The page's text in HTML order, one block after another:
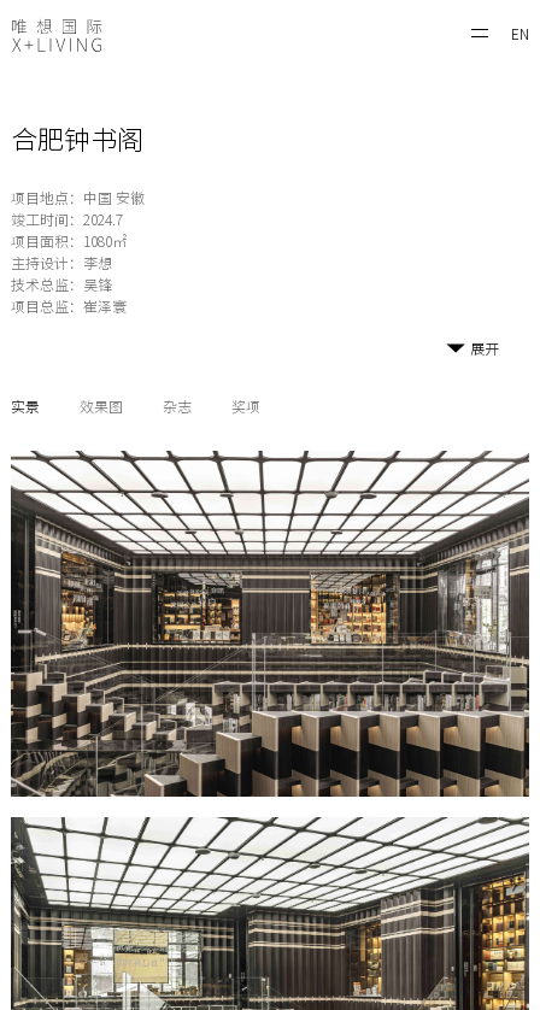
EN
合肥钟书阁
项目地点：中国 安徽
竣工时间：2024.7
项目面积：1080㎡
主持设计：李想
技术总监：吴锋
项目总监：崔泽寰
展开
实景 效果图 杂志 奖项